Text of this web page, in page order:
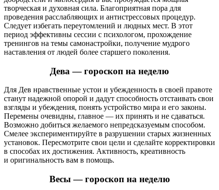
творческая и духовная сила. Благоприятная пора для
проведения расслабляющих и антистрессовых процедур.
Следует избегать переутомлений и людных мест. В этот
период эффективны сессии с психологом, прохождение
тренингов на темы самонастройки, получение мудрого
наставления от людей более старшего поколения.
Дева — гороскоп на неделю
Для Дев нравственные устои и убежденность в своей правоте
станут надежной опорой и дадут способность отстаивать свои
взгляды и убеждения, понять устройство мира и его законы.
Перемены очевидны, главное — их принять и не сдаваться.
Возможно добиться желаемого непредсказуемым способом.
Смелее экспериментируйте в разрушении старых жизненных
установок. Пересмотрите свои цели и сделайте корректировки
в способах их достижения. Активность, креативность
и оригинальность вам в помощь.
Весы — гороскоп на неделю